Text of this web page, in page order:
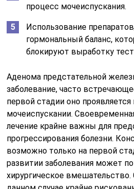
процесс мочеиспускания.
Использование
гормональный баланс,
блокируют выработку
Аденома предстательной
заболевание, часто
первой стадии оно
мочеиспускании.
лечение крайне важны для
прогрессирования болезни.
возможно только на первой
развитии заболевания может
хирургическое вмешательство.